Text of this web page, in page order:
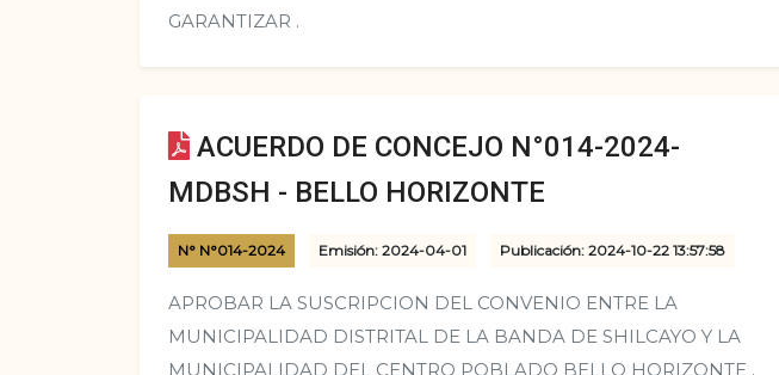
GARANTIZAR .
ACUERDO DE CONCEJO N°014-2024-
MDBSH - BELLO HORIZONTE
N° N°014-2024 Emisión: 2024-04-01 Publicación: 2024-10-22 13:57:58
APROBAR LA SUSCRIPCION DEL CONVENIO ENTRE LA
MUNICIPALIDAD DISTRITAL DE LA BANDA DE SHILCAYO Y LA
MUNICIPALIDAD DEL CENTRO POBLADO BELLO HORIZONTE .